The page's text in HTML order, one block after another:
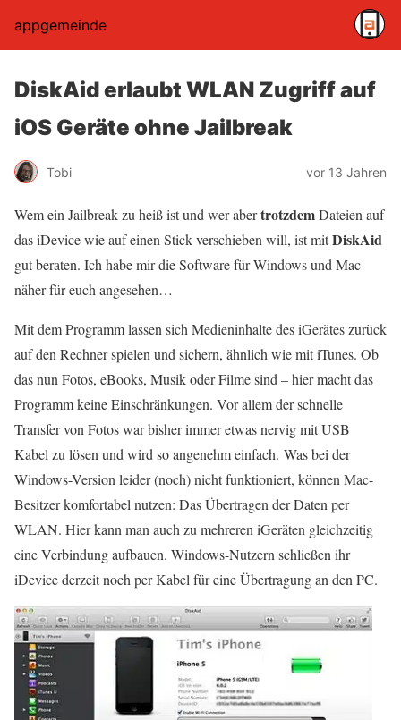
appgemeinde
DiskAid erlaubt WLAN Zugriff auf
iOS Geräte ohne Jailbreak
Tobi vor 13 Jahren
Wem ein Jailbreak zu heiß ist und wer abertrotzdemDateien auf
das iDevice wie auf einen Stick verschieben will, ist mitDiskAid
gut beraten. Ich habe mir die Software für Windows und Mac
näher für euch angesehen…
Mit dem Programm lassen sich Medieninhalte des iGerätes zurück
auf den Rechner spielen und sichern, ähnlich wie mit iTunes. Ob
das nun Fotos, eBooks, Musik oder Filme sind – hier macht das
Programm keine Einschränkungen. Vor allem der schnelle
Transfer von Fotos war bisher immer etwas nervig mit USB
Kabel zu lösen und wird so angenehm einfach. Was bei der
Windows-Version leider (noch) nicht funktioniert, können Mac-
Besitzer komfortabel nutzen: Das Übertragen der Daten per
WLAN. Hier kann man auch zu mehreren iGeräten gleichzeitig
eine Verbindung aufbauen. Windows-Nutzern schließen ihr
iDevice derzeit noch per Kabel für eine Übertragung an den PC.